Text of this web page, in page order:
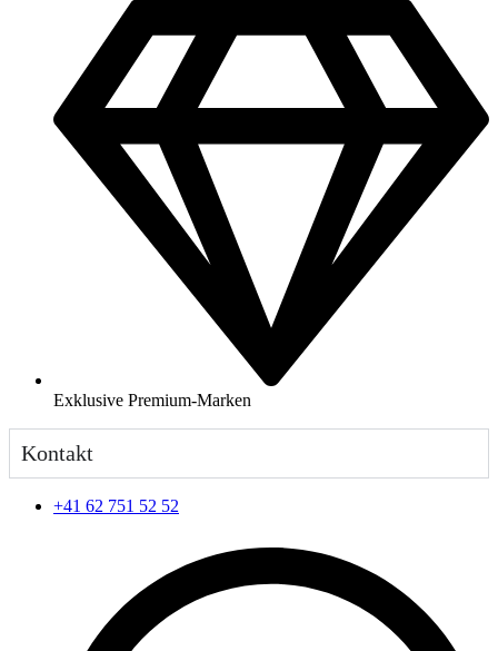
Exklusive Premium-Marken
Kontakt
+41 62 751 52 52